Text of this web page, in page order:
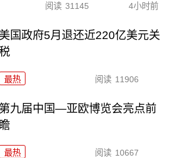
阅读 31145 4小时前
美国政府5月退还近220亿美元关
最热 阅读 11906
第九届中国—亚欧博览会亮点前
瞻
最热 阅读 10667